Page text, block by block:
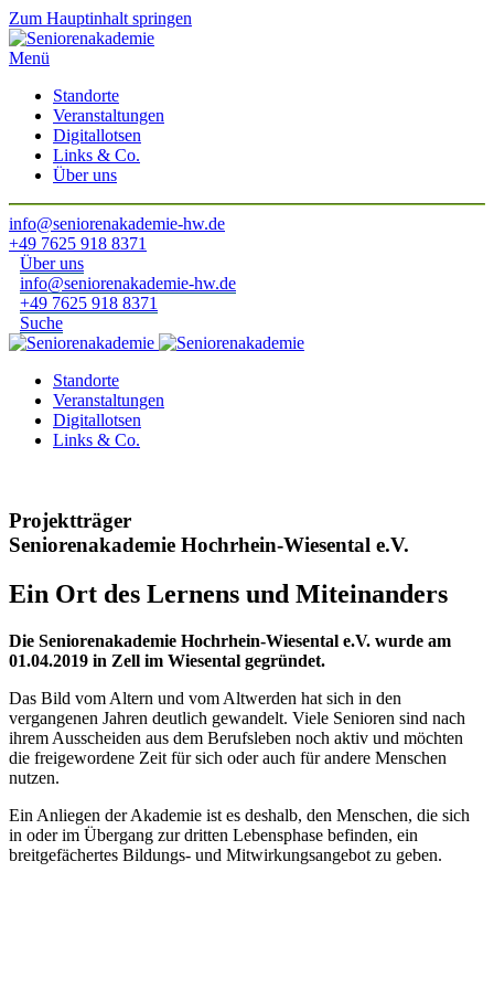
Zum Hauptinhalt springen
Menü
Standorte
Veranstaltungen
Digitallotsen
Links & Co.
Über uns
info@seniorenakademie-hw.de
+49 7625 918 8371
Über uns
info@seniorenakademie-hw.de
+49 7625 918 8371
Suche
Standorte
Veranstaltungen
Digitallotsen
Links & Co.
Projektträger
Seniorenakademie Hochrhein-Wiesental e.V.
Ein Ort des Lernens und Miteinanders
Die Seniorenakademie Hochrhein-Wiesental e.V. wurde am
01.04.2019 in Zell im Wiesental gegründet.
Das Bild vom Altern und vom Altwerden hat sich in den
vergangenen Jahren deutlich gewandelt. Viele Senioren sind nach
ihrem Ausscheiden aus dem Berufsleben noch aktiv und möchten
die freigewordene Zeit für sich oder auch für andere Menschen
nutzen.
Ein Anliegen der Akademie ist es deshalb, den Menschen, die sich
in oder im Übergang zur dritten Lebensphase befinden, ein
breitgefächertes Bildungs- und Mitwirkungsangebot zu geben.